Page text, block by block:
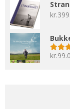
kr.
kr.